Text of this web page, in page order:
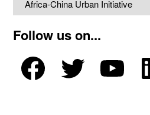
Africa-China Urban Initiative
Follow us on...